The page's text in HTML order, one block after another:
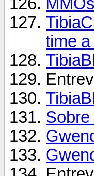
time